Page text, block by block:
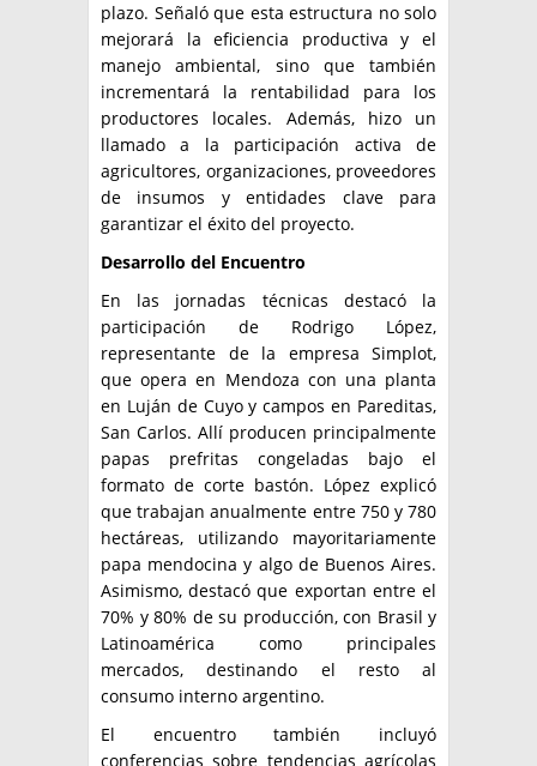
plazo. Señaló que esta estructura no solo
mejorará la eficiencia productiva y el
manejo ambiental, sino que también
incrementará la rentabilidad para los
productores locales. Además, hizo un
llamado a la participación activa de
agricultores, organizaciones, proveedores
de insumos y entidades clave para
garantizar el éxito del proyecto.
Desarrollo del Encuentro
En las jornadas técnicas destacó la
participación de Rodrigo López,
representante de la empresa Simplot,
que opera en Mendoza con una planta
en Luján de Cuyo y campos en Pareditas,
San Carlos. Allí producen principalmente
papas prefritas congeladas bajo el
formato de corte bastón. López explicó
que trabajan anualmente entre 750 y 780
hectáreas, utilizando mayoritariamente
papa mendocina y algo de Buenos Aires.
Asimismo, destacó que exportan entre el
70% y 80% de su producción, con Brasil y
Latinoamérica como principales
mercados, destinando el resto al
consumo interno argentino.
El encuentro también incluyó
conferencias sobre tendencias agrícolas